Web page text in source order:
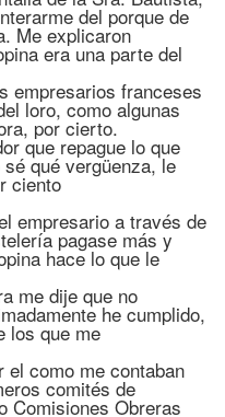
del porque de
Me explicaron
era una parte del
empresarios franceses
loro, como algunas
por cierto.
que repague lo que
qué vergüenza, le
ciento
empresario a través de
pagase más y
hace lo que le
me dije que no
he cumplido,
los que me
el como me contaban
comités de
Comisiones Obreras